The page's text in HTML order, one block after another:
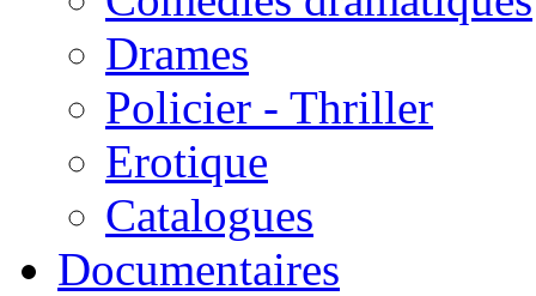
Drames
Policier - Thriller
Erotique
Catalogues
Documentaires